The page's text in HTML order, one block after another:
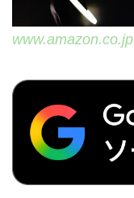
www.amazon.co.jp